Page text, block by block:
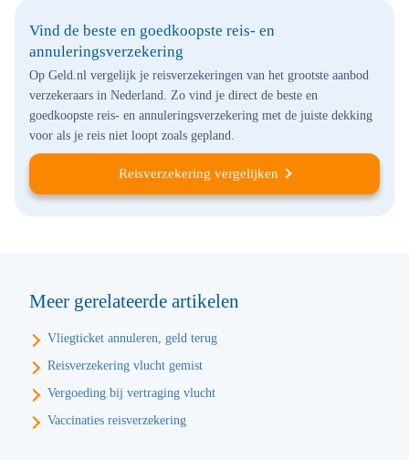
Vind de beste en goedkoopste reis- en
annuleringsverzekering
Op Geld.nl vergelijk je reisverzekeringen van het grootste aanbod
verzekeraars in Nederland. Zo vind je direct de beste en
goedkoopste reis- en annuleringsverzekering met de juiste dekking
voor als je reis niet loopt zoals gepland.
Reisverzekering vergelijken
Meer gerelateerde artikelen
Vliegticket annuleren, geld terug
Reisverzekering vlucht gemist
Vergoeding bij vertraging vlucht
Vaccinaties reisverzekering